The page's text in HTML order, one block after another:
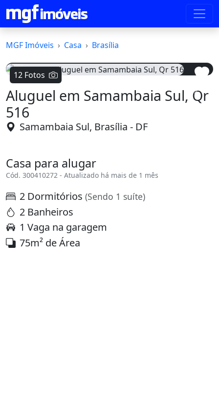
MGF Imóveis Casa Brasília
12 Fotos
Voltar
Aluguel em Samambaia Sul, Qr
516
Samambaia Sul, Brasília - DF
Casa para alugar
Cód. 300410272 - Atualizado há mais de 1 mês
2 Dormitórios (Sendo 1 suíte)
2 Banheiros
1 Vaga na garagem
75m² de Área